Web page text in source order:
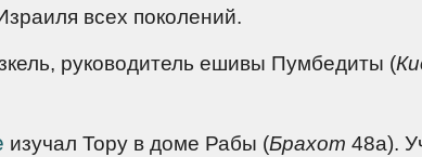
всех поколений.
руководитель ешивы Пумбедиты (
изучал Тору в доме Рабы (Брахот 48а).